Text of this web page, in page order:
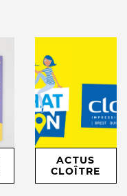
ACTUS
CLOÎTRE